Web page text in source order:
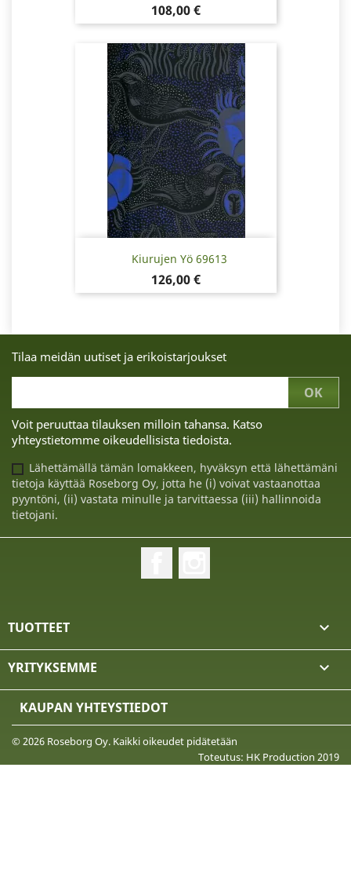
Hinta
108,00 €
Kiurujen Yö 69613
Hinta
126,00 €
Tilaa meidän uutiset ja erikoistarjoukset
Voit peruuttaa tilauksen milloin tahansa. Katso
yhteystietomme oikeudellisista tiedoista.
Lähettämällä tämän lomakkeen, hyväksyn että lähettämäni
tietoja käyttää Roseborg Oy, jotta he (i) voivat vastaanottaa
pyyntöni, (ii) vastata minulle ja tarvittaessa (iii) hallinnoida
tietojani.
TUOTTEET 
YRITYKSEMME 
KAUPAN YHTEYSTIEDOT
© 2026 Roseborg Oy. Kaikki oikeudet pidätetään
Toteutus: HK Production 2019